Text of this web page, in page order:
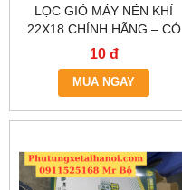
LỌC GIÓ MÁY NÉN KHÍ
22X18 CHÍNH HÃNG – CÓ
SẴN TẠI HÀ NỘI & TP.HCM
10 đ
MUA NGAY